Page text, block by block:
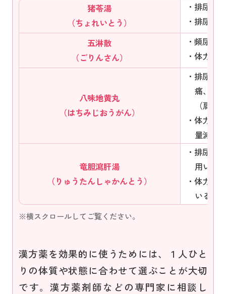
猪苓湯
（ちょれいとう）
排尿困
排尿異
五淋散
（ごりんさん）
頻尿や
体力が
八味地黄丸
（はちみじおうがん）
排尿困
痛、し
（肩
体力が
量減少
竜胆瀉肝湯
（りゅうたんしゃかんとう）
排尿痛
用いら
体力が
いる
漢方薬を効果的に使うためには、１人ひと
りの体質や状態に合わせて選ぶことが大切
です。漢方薬剤師などの専門家に相談し